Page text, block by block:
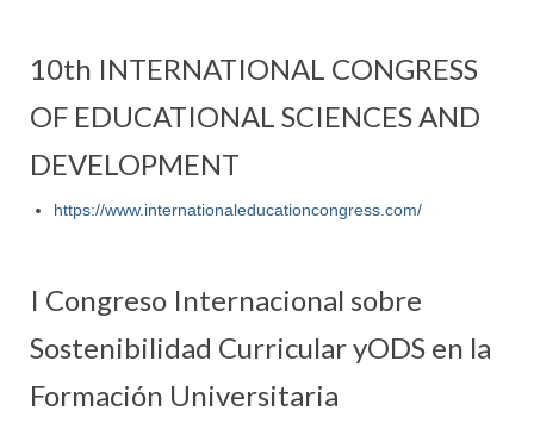
10th INTERNATIONAL CONGRESS
OF EDUCATIONAL SCIENCES AND
DEVELOPMENT
https://www.internationaleducationcongress.com/
I Congreso Internacional sobre
Sostenibilidad Curricular yODS en la
Formación Universitaria